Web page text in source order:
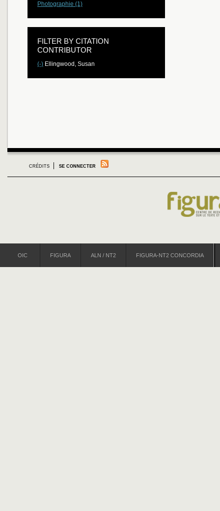
Photographie (1)
FILTER BY CITATION
CONTRIBUTOR
(-) Ellingwood, Susan
CRÉDITS SE CONNECTER
OIC FIGURA ALN / NT2 FIGURA-NT2 CONCORDIA